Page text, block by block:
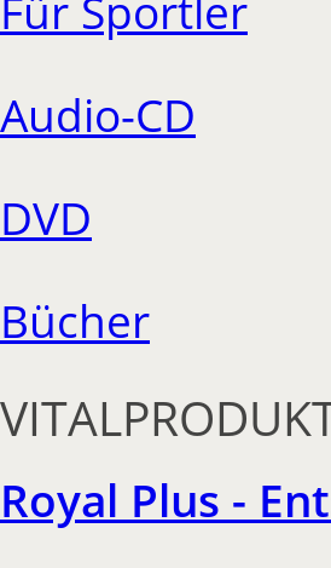
Für Sportler
Audio-CD
DVD
Bücher
Royal Plus -